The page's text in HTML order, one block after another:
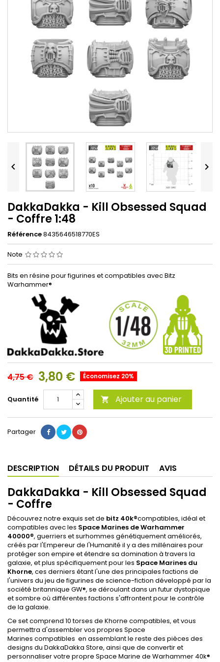
 
DakkaDakka - Kill Obsessed Squad
- Coffre 1:48
Référence8435646518770ES
Note
Bits en résine pour figurines et compatibles avec Bitz
Warhammer®
4,75 € 3,80 € Économisez 20%
Quantité  Ajouter au panier
Partager
DESCRIPTION DÉTAILS DU PRODUIT AVIS
DakkaDakka - Kill Obsessed Squad
- Coffre
Découvrez notre exquis set de bitz 40k®compatibles, idéal et
compatibles avec les Space Marines de Warhammer
40000®, guerriers et surhommes génétiquement améliorés,
créés par l'Empereur de l'Humanité il y a des millénaires pour
protéger son empire et étendre sa domination à travers la
galaxie, et plus spécifiquement pour les Space Marines du
Khorne, ces derniers étant l'une des principales factions de
l'univers du jeu de figurines de science-fiction développé par la
société britannique GW®, se déroulant dans un futur dystopique
et sombre où différentes factions s'affrontent pour le contrôle
de la galaxie.
Ce set comprend 10 torses de Khorne compatibles, et vous
permettra d'assembler vos propres Space
Marines compatibles en assemblant le reste des pièces des
designs du DakkaDakka Store, ainsi que de convertir et
personnaliser votre propre Space Marine de Warhammer 40k®